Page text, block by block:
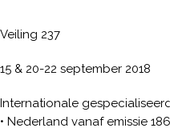
Veiling 237
15 & 20-22 september 2018
Internationale
• Nederland vanaf emissie